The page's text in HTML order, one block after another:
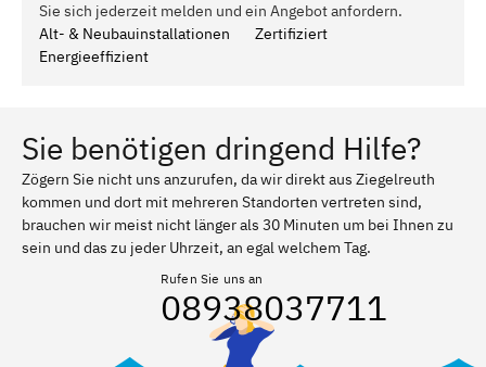
Sie sich jederzeit melden und ein Angebot anfordern.
Alt- & Neubauinstallationen
Zertifiziert
Energieeffizient
Sie benötigen dringend Hilfe?
Zögern Sie nicht uns anzurufen, da wir direkt aus Ziegelreuth
kommen und dort mit mehreren Standorten vertreten sind,
brauchen wir meist nicht länger als 30 Minuten um bei Ihnen zu
sein und das zu jeder Uhrzeit, an egal welchem Tag.
Rufen Sie uns an
08938037711